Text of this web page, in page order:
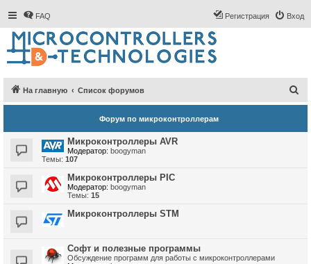
FAQ Вход
Регистрация
На главную Список форумов
о
Форум по микроконтроллерам
Микроконтроллеры AVR
Модератор: boogyman
Темы: 107
Микроконтроллеры PIC
Модератор: boogyman
Темы: 15
Микроконтроллеры STM
Софт и полезные программы
Обсуждение программ для работы с микроконтроллерами